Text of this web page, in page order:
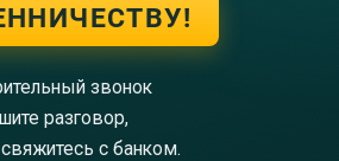
звонок
разговор,
с банком.